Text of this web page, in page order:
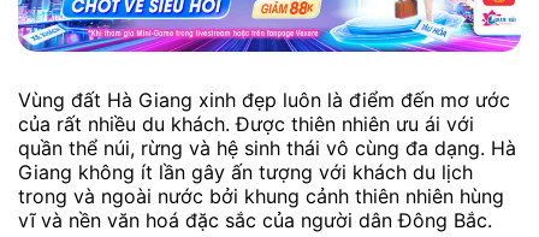
Vùng đất Hà Giang xinh đẹp luôn là điểm đến mơ ước
của rất nhiều du khách. Được thiên nhiên ưu ái với
quần thể núi, rừng và hệ sinh thái vô cùng đa dạng. Hà
Giang không ít lần gây ấn tượng với khách du lịch
trong và ngoài nước bởi khung cảnh thiên nhiên hùng
vĩ và nền văn hoá đặc sắc của người dân Đông Bắc.